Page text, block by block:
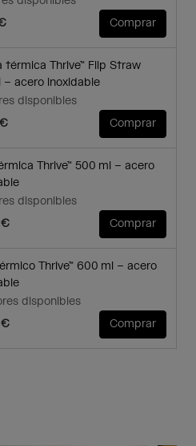
Comprar
térmica Thrive™ Flip Straw
– acero inoxidable
disponibles
Comprar
Thrive™ 500 ml – acero
disponibles
€
Comprar
Thrive™ 600 ml – acero
disponibles
€
Comprar